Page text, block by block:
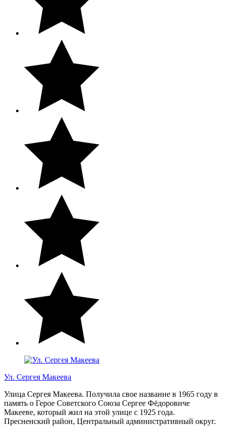
Ул. Сергея Макеева
Улица Сергея Макеева. Получила свое название в 1965 году в
память о Герое Советского Союза Сергее Фёдоровиче
Макееве, который жил на этой улице с 1925 года.
Пресненский район, Центральный административный округ.